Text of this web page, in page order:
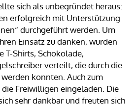
sich als unbegründet heraus:
erfolgreich mit Unterstützung
durchgeführt werden. Um
Einsatz zu danken, wurden
T-Shirts, Schokolade,
verteilt, die durch die
konnten. Auch zum
Freiwilligen eingeladen. Die
sehr dankbar und freuten sich